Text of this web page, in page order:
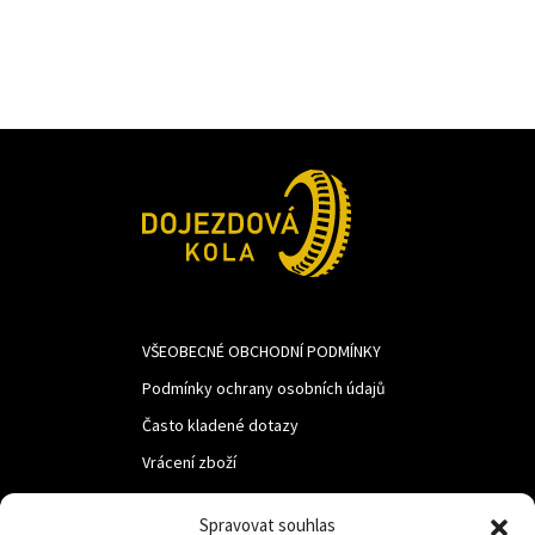
Spravovat souhlas
VŠEOBECNÉ OBCHODNÍ PODMÍNKY
Podmínky ochrany osobních údajů
Často kladené dotazy
Vrácení zboží